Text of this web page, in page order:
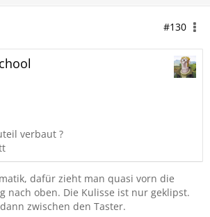
#130
verbaut ?
dafür zieht man quasi vorn die
nach oben. Die Kulisse ist nur geklipst.
zwischen den Taster.